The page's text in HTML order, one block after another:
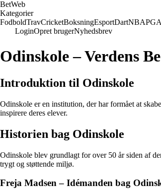
BetWeb
Kategorier
FodboldTravCricketBoksningEsportDartNBAPGA
LoginOpret brugerNyhedsbrev
Odinskole – Verdens
Introduktion til Odinskole
Odinskole er en institution, der har formået at
inspirere deres elever.
Historien bag Odinskole
Odinskole blev grundlagt for over 50 år siden af
trygt og støttende miljø.
Freja Madsen – Idémanden bag